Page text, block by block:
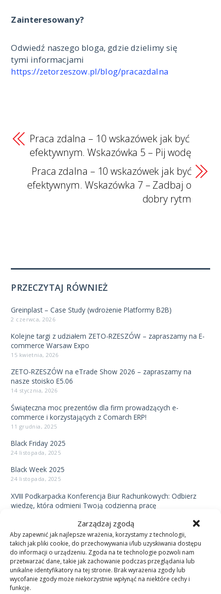
Zarządzaj zgodą
Aby zapewnić jak najlepsze wrażenia, korzystamy z technologii,
takich jak pliki cookie, do przechowywania i/lub uzyskiwania dostępu
do informacji o urządzeniu. Zgoda na te technologie pozwoli nam
przetwarzać dane, takie jak zachowanie podczas przeglądania lub
unikalne identyfikatory na tej stronie. Brak wyrażenia zgody lub
wycofanie zgody może niekorzystnie wpłynąć na niektóre cechy i
funkcje.
Zainteresowany?
Odwiedź naszego bloga, gdzie dzielimy się
tymi informacjami
https://zetorzeszow.pl/blog/pracazdalna
Praca zdalna – 10 wskazówek jak być
efektywnym. Wskazówka 5 – Pij wodę
Praca zdalna – 10 wskazówek jak być
efektywnym. Wskazówka 7 – Zadbaj o
dobry rytm
PRZECZYTAJ RÓWNIEŻ
Greinplast – Case Study (wdrożenie Platformy B2B)
2 czerwca, 2026
Kolejne targi z udziałem ZETO-RZESZÓW – zapraszamy na E-
commerce Warsaw Expo
15 kwietnia, 2026
ZETO-RZESZÓW na eTrade Show 2026 – zapraszamy na
nasze stoisko E5.06
14 stycznia, 2026
Świąteczna moc prezentów dla firm prowadzących e-
commerce i korzystających z Comarch ERP!
11 grudnia, 2025
Black Friday 2025
24 listopada, 2025
Black Week 2025
24 listopada, 2025
XVIII Podkarpacka Konferencja Biur Rachunkowych: Odbierz
wiedzę, która odmieni Twoją codzienną pracę
Dofinansowanie z UE dla MŚP na transformację cyfrową –
projekt Dig.IT – strat już w IV Q 2025
4 września, 2025
V Konferencja Olimp Marketplace: Przyszłość sprzedaży e-
commerce to Marketplace.
27 sierpnia, 2025